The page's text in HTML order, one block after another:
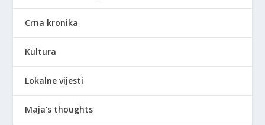
Crna kronika
Kultura
Lokalne vijesti
Maja's thoughts